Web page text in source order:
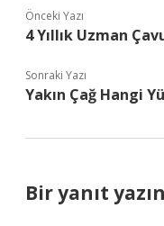
Önceki Yazı
4 Yıllık Uzman
Sonraki Yazı
Yakın Çağ Hangi
Bir yanıt yazın